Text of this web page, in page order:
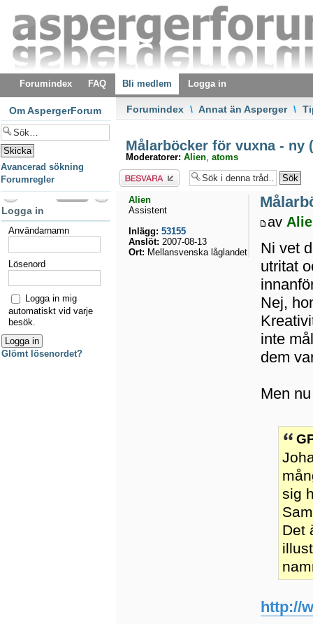
Forumindex FAQ Bli medlem Logga in
Forumindex \ Annat än Asperger \
Målarböcker för vuxna - ny
Moderatorer: Alien, atoms
Besvara
av
Ni vet
utritat
Nej,
inte
dem
Men
sig
Det
http://
Alien
Assistent
Inlägg: 53155
Anslöt: 2007-08-13
Ort: Mellansvenska låglandet
Om AspergerForum
Avancerad sökning
Forumregler
Logga in
Användarnamn
Lösenord
Logga in mig
automatiskt vid varje
besök.
Glömt lösenordet?